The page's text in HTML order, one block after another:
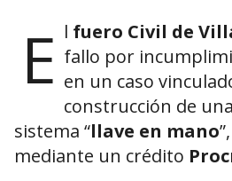
E l fuero Civil de
fallo por
en un caso
construcción de
sistema “llave en mano
mediante un crédito